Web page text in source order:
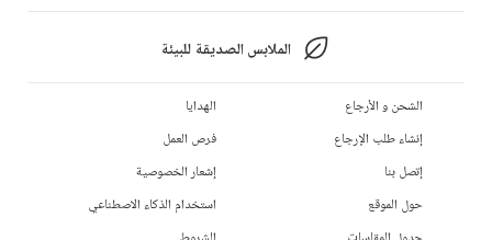
الملابس الصديقة للبيئة
الشحن و الأرجاع
إنشاء طلب الإرجاع
إتصل بنا
حول الموقع
الهدايا
فرص العمل
إشعار الخصوصية
استخدام الذكاء الاصطناعي